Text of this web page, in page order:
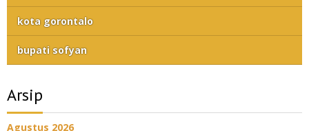
kota gorontalo
bupati sofyan
Arsip
Agustus 2026